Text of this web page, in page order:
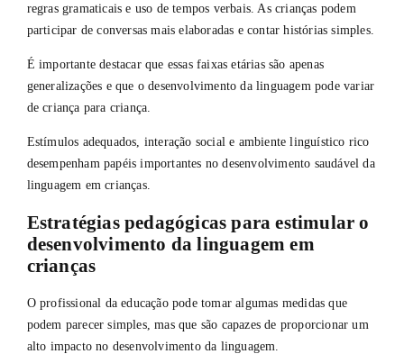
regras gramaticais e uso de tempos verbais. As crianças podem
participar de conversas mais elaboradas e contar histórias simples.
É importante destacar que essas faixas etárias são apenas
generalizações e que o desenvolvimento da linguagem pode variar
de criança para criança.
Estímulos adequados, interação social e ambiente linguístico rico
desempenham papéis importantes no desenvolvimento saudável da
linguagem em crianças.
Estratégias pedagógicas para estimular o
desenvolvimento da linguagem em
crianças
O profissional da educação pode tomar algumas medidas que
podem parecer simples, mas que são capazes de proporcionar um
alto impacto no desenvolvimento da linguagem.